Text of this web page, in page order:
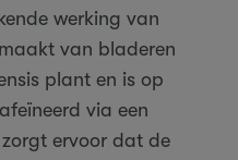
werking van
van bladeren
plant en is op
via een
ervoor dat de